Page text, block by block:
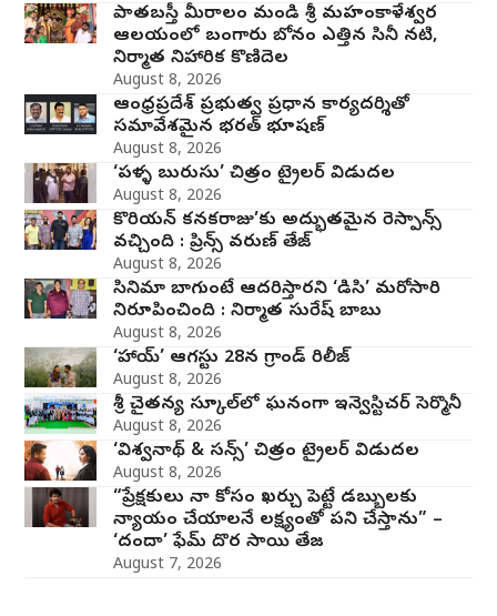
పాతబస్తీ మీరాలం మండి శ్రీ మహంకాళేశ్వర
ఆలయంలో బంగారు బోనం ఎత్తిన సినీ నటి,
నిర్మాత నిహారిక కొణిదెల
August 8, 2026
ఆంధ్రప్రదేశ్ ప్రభుత్వ ప్రధాన కార్యదర్శితో
సమావేశమైన భరత్ భూషణ్
August 8, 2026
‘పళ్ళ బురుసు’ చిత్రం ట్రైలర్ విడుదల
August 8, 2026
కొరియన్ కనకరాజు’కు అద్భుతమైన రెస్పాన్స్
వచ్చింది : ప్రిన్స్ వరుణ్ తేజ్
August 8, 2026
సినిమా బాగుంటే ఆదరిస్తారని ‘డిసి’ మరోసారి
నిరూపించింది : నిర్మాత సురేష్ బాబు
August 8, 2026
‘హాయ్’ ఆగస్టు 28న గ్రాండ్ రిలీజ్
August 8, 2026
శ్రీ చైతన్య స్కూల్‌లో ఘనంగా ఇన్వెస్టిచర్‌ సెర్మొనీ
August 8, 2026
‘విశ్వనాథ్ & సన్స్’ చిత్రం ట్రైలర్ విడుదల
August 8, 2026
“ప్రేక్షకులు నా కోసం ఖర్చు పెట్టే డబ్బులకు
న్యాయం చేయాలనే లక్ష్యంతో పని చేస్తాను” –
‘దందా’ ఫేమ్ దొర సాయి తేజ
August 7, 2026